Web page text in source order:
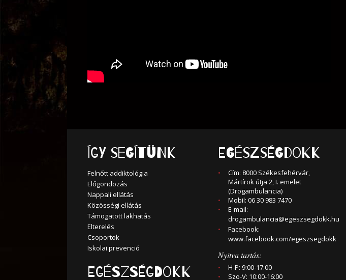
Így segítünk
Felnőtt addiktológia
Előgondozás
Nappali ellátás
Közösségi ellátás
Támogatott lakhatás
Elterelés
Csoportok
Iskolai prevenció
Egészségdokk
EGÉSZSÉGDOKK
Cím: 8000 Székesfehérvár,
Mártírok útja 2, I. emelet
(Drogambulancia)
Mobil: 06 30 983 7470
E-mail:
drogambulancia@egeszsegdokk.hu
Facebook:
www.facebook.com/egeszsegdokk
Nyitva tartás:
H-P: 9:00-17:00
Szo-V: 10:00-16:00